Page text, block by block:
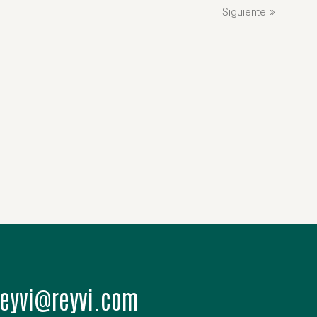
Siguiente